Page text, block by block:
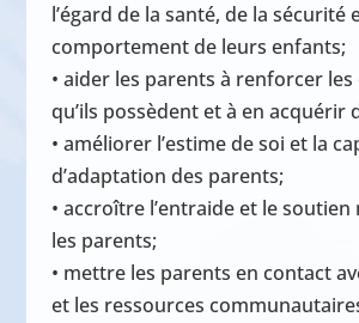
l’égard de la santé, de la sécurité
comportement de leurs enfants;
• aider les parents à renforcer
qu’ils possèdent et à en acquérir
• améliorer l’estime de soi et la
d’adaptation des parents;
• accroître l’entraide et le
les parents;
• mettre les parents en contact
et les ressources